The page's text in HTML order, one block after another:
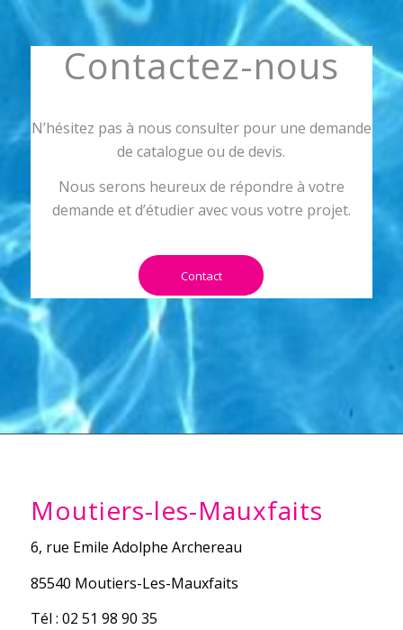
Contactez-nous
N’hésitez pas à nous consulter pour une demande
de catalogue ou de devis.
Nous serons heureux de répondre à votre
demande et d’étudier avec vous votre projet.
Contact
Moutiers-les-Mauxfaits
6, rue Emile Adolphe Archereau
85540 Moutiers-Les-Mauxfaits
Tél : 02 51 98 90 35